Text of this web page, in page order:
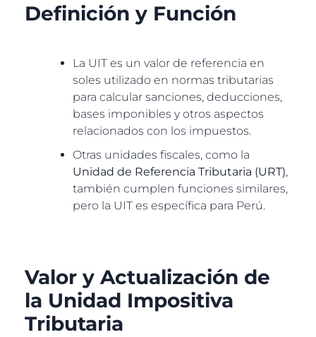
Definición y Función
La UIT es un valor de referencia en
soles utilizado en normas tributarias
para calcular sanciones, deducciones,
bases imponibles y otros aspectos
relacionados con los impuestos.
Otras unidades fiscales, como la
Unidad de Referencia Tributaria (URT),
también cumplen funciones similares,
pero la UIT es específica para Perú.
Valor y Actualización de
la Unidad Impositiva
Tributaria